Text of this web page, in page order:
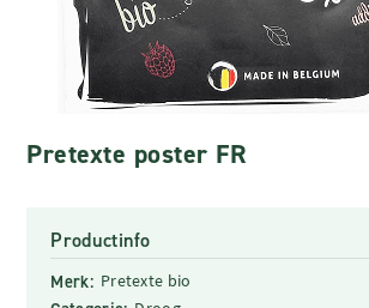
Pretexte poster FR
Productinfo
Merk: Pretexte bio